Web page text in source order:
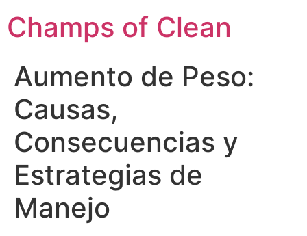
Champs of Clean
Aumento de Peso:
Causas,
Consecuencias y
Estrategias de
Manejo